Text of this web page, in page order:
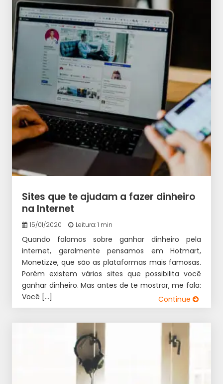
Sites que te ajudam a fazer dinheiro
na Internet
15/01/2020 Leitura: 1 min
Quando falamos sobre ganhar dinheiro pela
internet, geralmente pensamos em Hotmart,
Monetizze, que são as plataformas mais famosas.
Porém existem vários sites que possibilita você
ganhar dinheiro. Mas antes de te mostrar, me fala:
Você […]
Continue